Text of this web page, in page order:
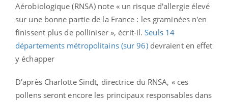
Aérobiologique (RNSA) note « un risque d'allergie élevé
sur une bonne partie de la France : les graminées n'en
finissent plus de polliniser », écrit-il.Seuls 14
départements métropolitains (sur 96)devraient en effet
y échapper
D'après Charlotte Sindt, directrice du RNSA, « ces
pollens seront encore les principaux responsables dans